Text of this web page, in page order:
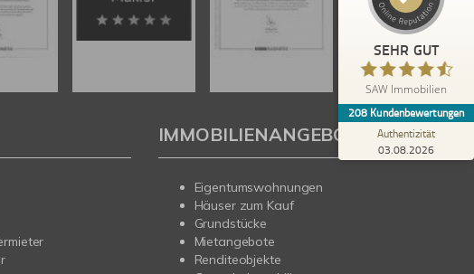
IMMOBILIENANGEBOTE
Eigentumswohnungen
Häuser zum Kauf
Grundstücke
Mietangebote
Renditeobjekte
SEHR GUT
SAW Immobilien
208 Kundenbewertungen
Authentizität
03.08.2026
Blick aufs ProvenExpert-Profil werfen
Heidi B.
5,00
bei SAW. Gute, fachkundige Beratung. Es hat
alles wie abgesproch...